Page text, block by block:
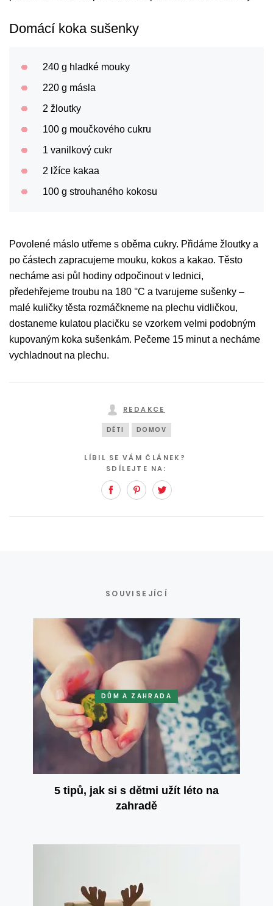
Domácí koka sušenky
240 g hladké mouky
220 g másla
2 žloutky
100 g moučkového cukru
1 vanilkový cukr
2 lžíce kakaa
100 g strouhaného kokosu
Povolené máslo utřeme s oběma cukry. Přidáme žloutky a
po částech zapracujeme mouku, kokos a kakao. Těsto
necháme asi půl hodiny odpočinout v lednici,
předehřejeme troubu na 180 °C a tvarujeme sušenky –
malé kuličky těsta rozmáčkneme na plechu vidličkou,
dostaneme kulatou placičku se vzorkem velmi podobným
kupovaným koka sušenkám. Pečeme 15 minut a necháme
vychladnout na plechu.
REDAKCE
DĚTI DOMOV
LÍBIL SE VÁM ČLÁNEK?
SDÍLEJTE NA:
FacebookPinterest
SOUVISEJÍCÍ
DŮM A ZAHRADA
5 tipů, jak si s dětmi užít léto na
zahradě